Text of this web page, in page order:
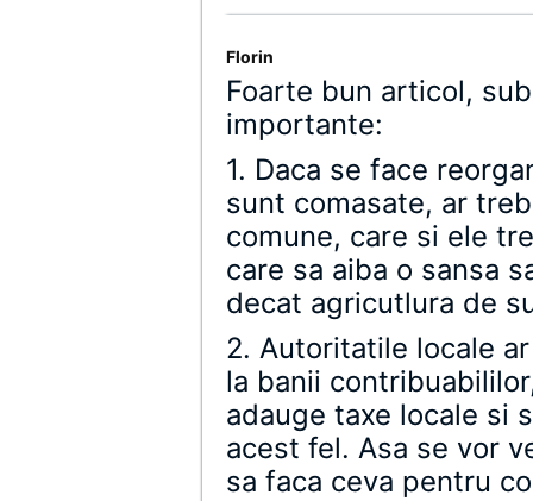
Florin
Foarte bun articol,
importante:
1. Daca se face
sunt comasate, ar
comune, care si ele
care sa aiba o sansa
decat agricutlura de
2. Autoritatile locale
la banii
adauge taxe locale si
acest fel. Asa se vor
sa faca ceva pentru